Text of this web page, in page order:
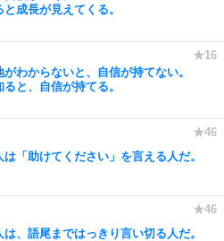
と成長が見えてくる。
わからないと、自信が持てない。
ると、自信が持てる。
「助けてください」を言える人だ。
、語尾まではっきり言い切る人だ。